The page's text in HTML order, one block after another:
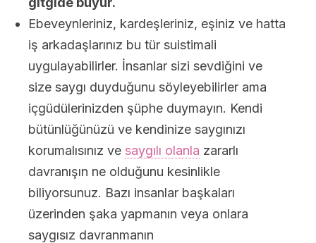
Ebeveynleriniz, kardeşleriniz, eşiniz ve hatta
iş arkadaşlarınız bu tür suistimali
uygulayabilirler. İnsanlar sizi sevdiğini ve
size saygı duyduğunu söyleyebilirler ama
içgüdülerinizden şüphe duymayın. Kendi
bütünlüğünüzü ve kendinize saygınızı
korumalısınız ve saygılı olanla zararlı
davranışın ne olduğunu kesinlikle
biliyorsunuz. Bazı insanlar başkaları
üzerinden şaka yapmanın veya onlara
saygısız davranmanın